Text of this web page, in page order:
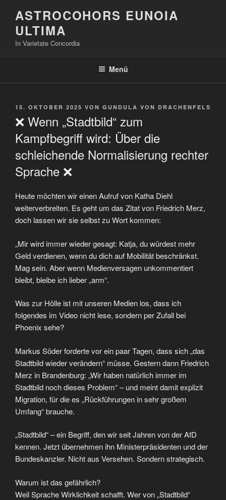
Inhalt
springen
ASTROCOHORS EUNOIA
ULTIMA
In Varietate Concordia
Menü
VERÖFFENTLICHT
15. OKTOBER 2025 VON GUNDULA VON DRACHENFELS
❌ Wenn „Stadtbild“ zum
Kampfbegriff wird: Über die
schleichende Normalisierung rechter
Sprache ❌
Heute möchten wir einen Aufruf von Katha Diehl
weiterverbreiten. Es geht um das Zitat von Friedrich Merz,
doch lassen wir sie selbst zu Wort kommen:
„Mir wird immer wieder gesagt: Katja, du würdest mehr
Geld verdienen, wenn du dich auf Mobilität beschränkst.
Mag sein. Aber wenn Medienversagen unkommentiert
bleibt, bleibe ich lieber „arm“.
Was zur Hölle ist mit unseren Medien los, dass ich
folgendes im Video nicht lese, sondern per Zufall bei
Phoenix sehe?
Markus Söder forderte vor ein paar Tagen, dass sich „das
Stadtbild wieder verändern“ müsse. Gestern dann Friedrich
Merz in Brandenburg: „Wir haben natürlich immer im
Stadtbild noch dieses Problem“ – und meint damit explizit
Migration, für die es „Rückführungen in sehr großem
Umfang“ brauche.
„Stadtbild“ – ein Begriff, den wir seit Jahren von der AfD
kennen. Jetzt übernehmen ihn Ministerpräsidenten und der
Bundeskanzler. Nicht aus Versehen. Sondern strategisch.
Warum ist das gefährlich?
Weil Sprache Wirklichkeit schafft. Wer von „Stadtbild“